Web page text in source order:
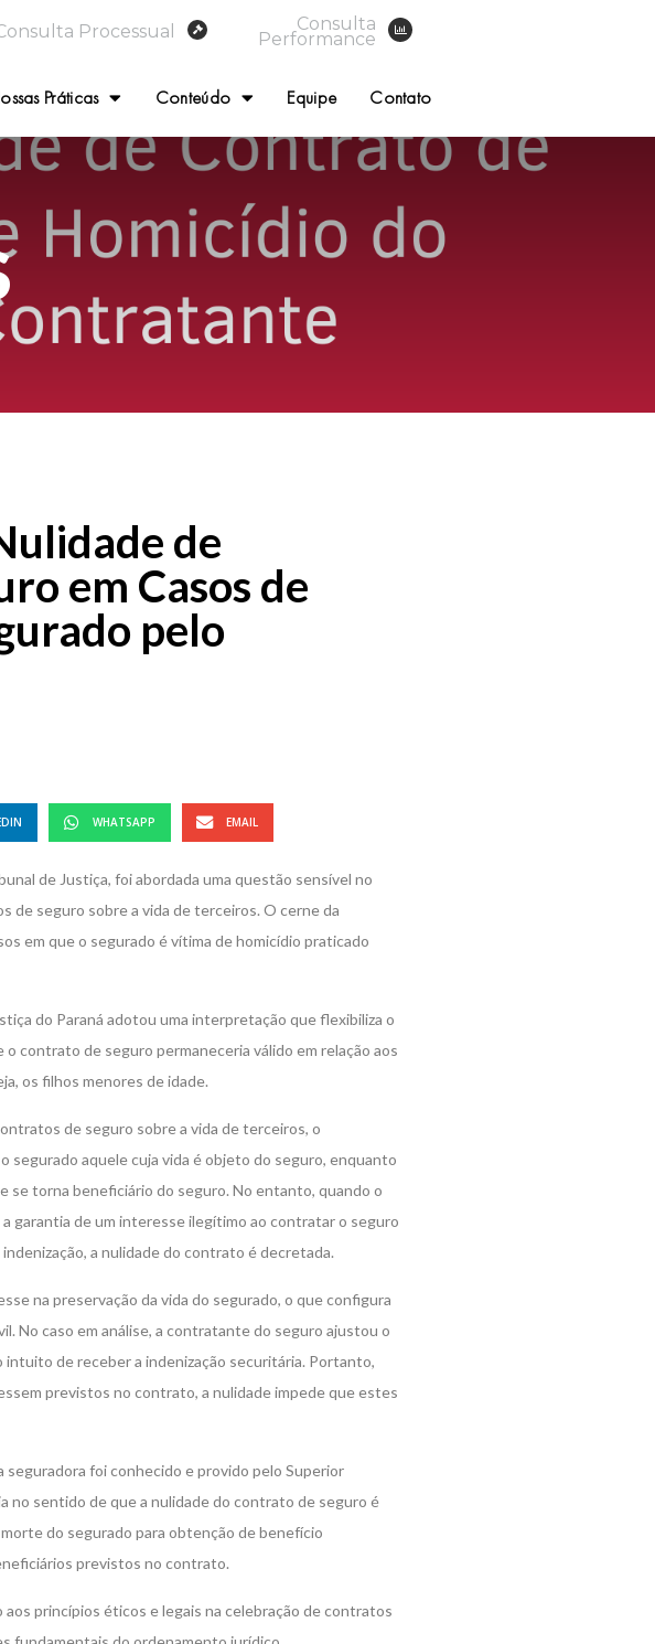
Processual Consulta
Performance
Práticas Conteúdo Equipe Contato
de
em Casos de
pelo
WHATSAPP EMAIL
de Justiça, foi abordada uma questão sensível no
de seguro sobre a vida de terceiros. O cerne da
em que o segurado é vítima de homicídio praticado
do Paraná adotou uma interpretação que flexibiliza o
contrato de seguro permaneceria válido em relação aos
os filhos menores de idade.
de seguro sobre a vida de terceiros, o
aquele cuja vida é objeto do seguro, enquanto
torna beneficiário do seguro. No entanto, quando o
garantia de um interesse ilegítimo ao contratar o seguro
a nulidade do contrato é decretada.
na preservação da vida do segurado, o que configura
No caso em análise, a contratante do seguro ajustou o
de receber a indenização securitária. Portanto,
previstos no contrato, a nulidade impede que estes
foi conhecido e provido pelo Superior
no sentido de que a nulidade do contrato de seguro é
do segurado para obtenção de benefício
previstos no contrato.
princípios éticos e legais na celebração de contratos